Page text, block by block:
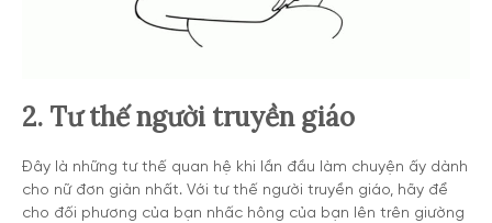
2. Tư thế người truyền giáo
Đây là những tư thế quan hệ khi lần đầu làm chuyện ấy dành
cho nữ đơn giản nhất. Với tư thế người truyền giáo, hãy để
cho đối phương của bạn nhấc hông của bạn lên trên giường